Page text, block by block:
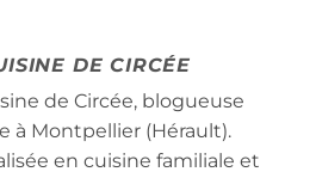
DE CIRCÉE
de Circée, blogueuse
à Montpellier (Hérault).
en cuisine familiale et